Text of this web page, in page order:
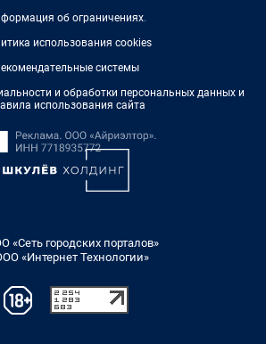
об ограничениях.
использования cookies
системы
и обработки персональных данных и
использования сайта
«Сеть городских порталов»
«Интернет Технологии»